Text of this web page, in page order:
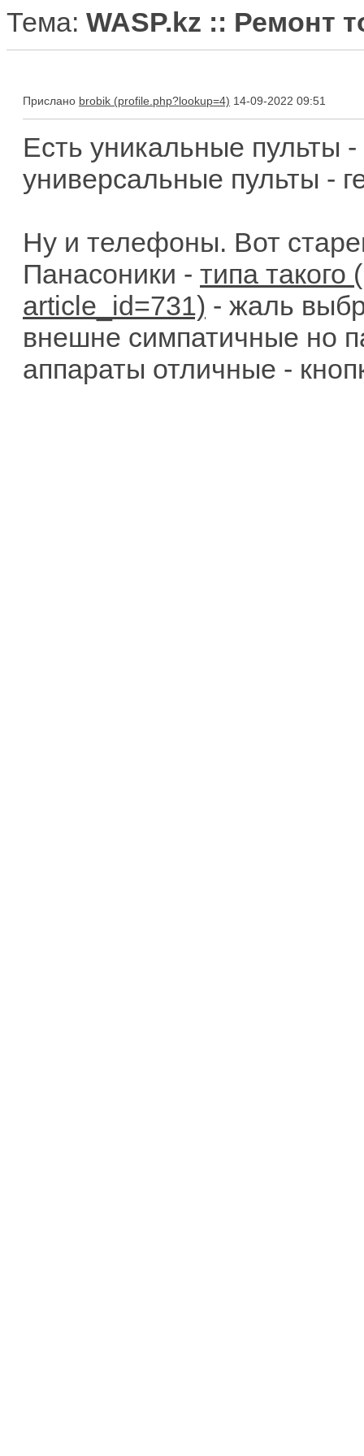
Тема: WASP.kz :: Ремонт
Прислано brobik 14-09-2022 09:51
Есть уникальные пульты
универсальные пульты -
Ну и телефоны. Вот
Панасоники - типа такого
- жаль
внешне симпатичные но
аппараты отличные -